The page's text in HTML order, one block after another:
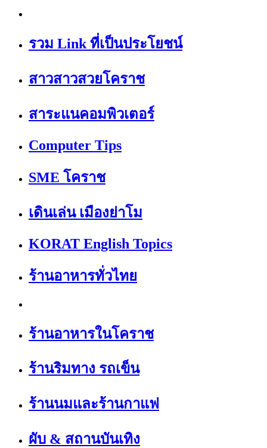
รวม Link ที่เป็นประโยชน์
สาวสาวสวยโคราช
สาระแนคอมพิวเตอร์
Computer Tips
SME โคราช
เดินเล่น เมืองย่าโม
KORAT English Topics
ร้านอาหารทั่วไทย
ร้านอาหารในโคราช
ร้านริมทาง รถเข็น
ร้านนมและร้านกาแฟ
ผับ & สถานบันเทิง